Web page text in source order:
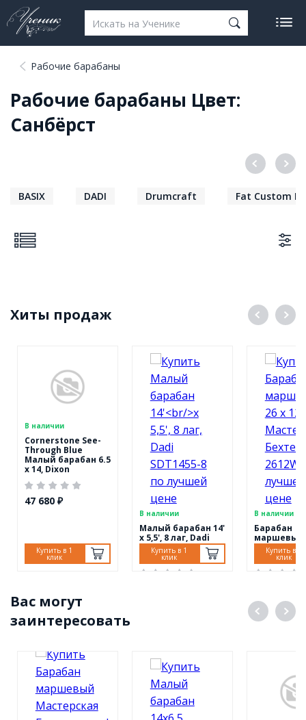
Рабочие барабаны
Рабочие барабаны Цвет:
Санбёрст
BASIX DADI Drumcraft Fat Custom
Хиты продаж
В наличии
Cornerstone See-
Through Blue
Малый барабан 6.5
x 14, Dixon
PDSCST654ACB
47 680 ₽
Купить в 1
клик
В наличии
Малый барабан 14'
x 5,5', 8 лаг, Dadi
SDT1455-8
Купить в 1
клик
В наличии
Барабан
маршевый
MBB-
Купить в 1
клик
Вас могут
заинтересовать